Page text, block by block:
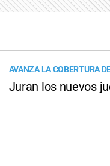
AVANZA LA COBERTURA
Juran los nuevos